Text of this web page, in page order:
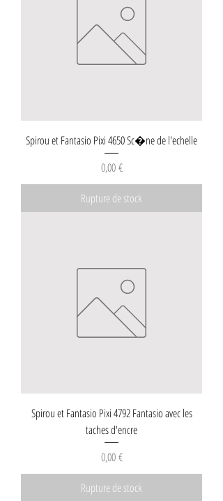
Spirou et Fantasio Pixi 4650 Sc�ne de l'echelle
Prix
0,00 €
Rupture de stock
Spirou et Fantasio Pixi 4792 Fantasio avec les
taches d'encre
Prix
0,00 €
Rupture de stock